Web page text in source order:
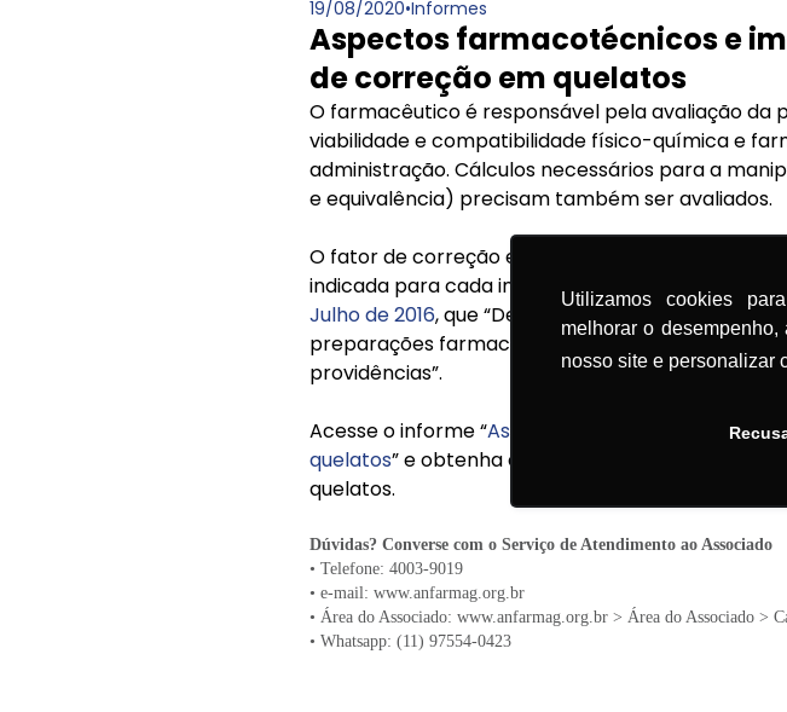
Utilizamos cookies
melhorar o
nosso site e personalizar
19/08/2020•Informes
Aspectos farmacotécnicos e
de correção em quelatos
O farmacêutico é responsável pela avaliação
viabilidade e compatibilidade físico-química e
administração. Cálculos necessários para a
e equivalência) precisam também ser avaliados.
O fator de correção em quelatos é um cálculo
indicada para cada insumo, e essa
Julho de 2016, que “Determina a aplicação dos
preparações farmacêuticas dentro da
providências”.
Acesse o informe “Aspectos farmacotécnicos e
quelatos” e obtenha orientações precisas sobre
quelatos.
Dúvidas? Converse com o Serviço de Atendimento ao Associado
• Telefone: 4003-9019
• e-mail: www.anfarmag.org.br
• Área do Associado: www.anfarmag.org.br > Área do Associado >
• Whatsapp: (11) 97554-0423